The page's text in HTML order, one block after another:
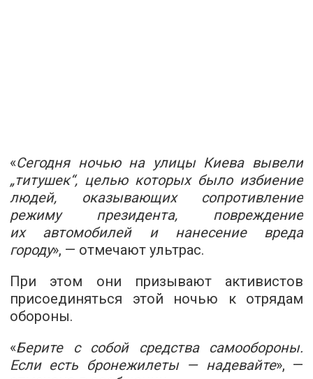
«Сегодня ночью на улицы Киева вывели
„титушек“, целью которых было избиение
людей, оказывающих сопротивление
режиму президента, повреждение
их автомобилей и нанесение вреда
городу», — отмечают ультрас.
При этом они призывают активистов
присоединяться этой ночью к отрядам
обороны.
«Берите с собой средства самообороны.
Если есть бронежилеты — надевайте», —